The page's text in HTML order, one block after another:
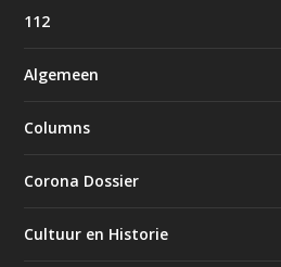
112
Algemeen
Columns
Corona Dossier
Cultuur en Historie